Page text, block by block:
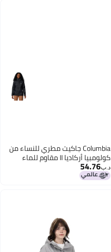
Columbia جاكيت مطري للنساء من
كولومبيا أركاديا II مقاوم للماء
باللون الأسود مقاس كبير جداً
د.ب‏54.76